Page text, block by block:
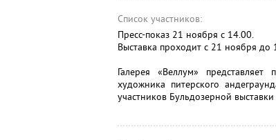
Список участников:
Пресс-показ 21 ноября с 14.00.
Выставка проходит с 21 ноября до
Галерея «Веллум»
художника питерского
участников Бульдозерной